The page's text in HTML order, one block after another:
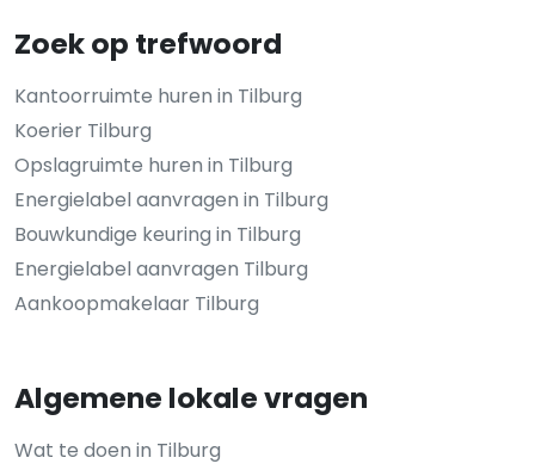
Zoek op trefwoord
Kantoorruimte huren in Tilburg
Koerier Tilburg
Opslagruimte huren in Tilburg
Energielabel aanvragen in Tilburg
Bouwkundige keuring in Tilburg
Energielabel aanvragen Tilburg
Aankoopmakelaar Tilburg
Algemene lokale vragen
Wat te doen in Tilburg